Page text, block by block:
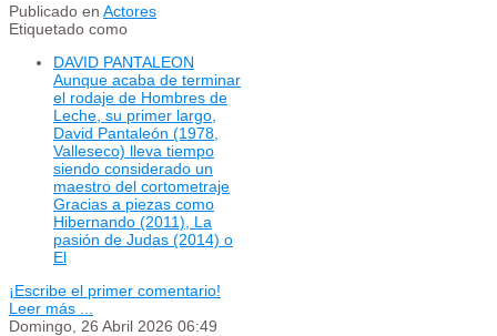
Publicado en Actores
Etiquetado como
DAVID PANTALEON
Aunque acaba de terminar
el rodaje de Hombres de
Leche, su primer largo,
David Pantaleón (1978,
Valleseco) lleva tiempo
siendo considerado un
maestro del cortometraje
Gracias a piezas como
Hibernando (2011), La
pasión de Judas (2014) o
El
¡Escribe el primer comentario!
Leer más ...
Domingo, 26 Abril 2026 06:49